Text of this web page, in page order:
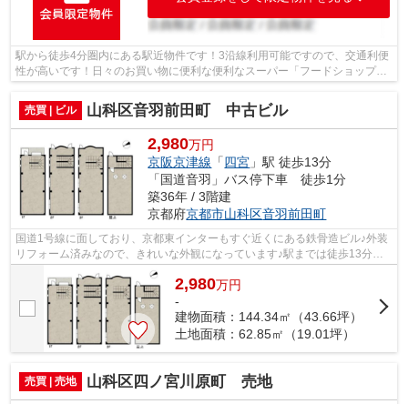
駅から徒歩4分圏内にある駅近物件です！3沿線利用可能ですので、交通利便
性が高いです！日々のお買い物に便利な便利なスーパー「フードショップラ
売買 | ビル
山科区音羽前田町 中古ビル
2,980万円
京阪京津線 「四宮 」駅 徒歩13分
「国道音羽」バス停下車 徒歩1分
築36年 / 3階建
京都府京都市山科区音羽前田町
国道1号線に面しており、京都東インターもすぐ近くにある鉄骨造ビル♪外装
リフォーム済みなので、きれいな外観になっています♪駅までは徒歩13分で
アクセス可能です♪バス停が徒歩3分圏内...
2,980万円
-
建物面積：144.34㎡（43.66坪）
土地面積：62.85㎡（19.01坪）
売買 | 売地 山科区四ノ宮川原町 売地